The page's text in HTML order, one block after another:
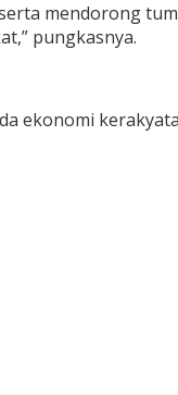
mendorong
pungkasnya.
ekonomi